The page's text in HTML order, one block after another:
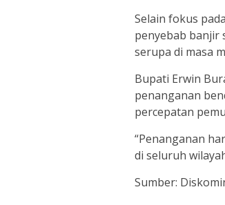
Selain fokus
penyebab banjir
serupa di masa
Bupati Erwin
penanganan
percepatan
“Penanganan
di seluruh
Sumber: